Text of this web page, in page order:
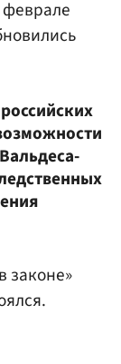
феврале
законе»